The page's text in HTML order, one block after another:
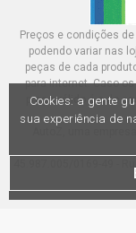
Preços e condições
podendo variar nas
peças de cada
para internet. Caso
preço válido é o do
AutoZ, uma
Cookies: a gente
sua experiência de